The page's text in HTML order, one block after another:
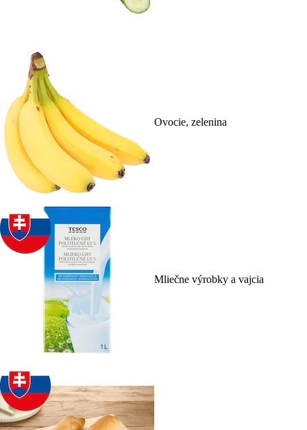
Ovocie, zelenina
Mliečne výrobky a vajcia